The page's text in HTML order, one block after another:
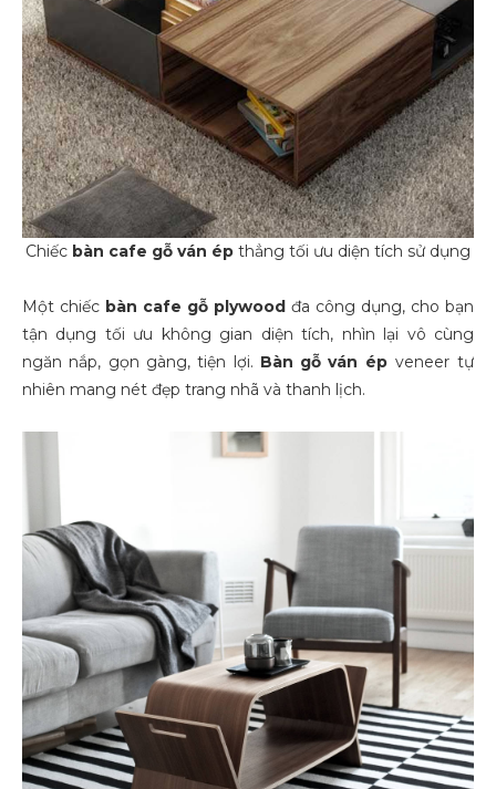
Chiếc bàn cafe gỗ ván ép thẳng tối ưu diện tích sử dụng
Một chiếc bàn cafe gỗ plywood đa công dụng, cho bạn
tận dụng tối ưu không gian diện tích, nhìn lại vô cùng
ngăn nắp, gọn gàng, tiện lợi. Bàn gỗ ván ép veneer tự
nhiên mang nét đẹp trang nhã và thanh lịch.